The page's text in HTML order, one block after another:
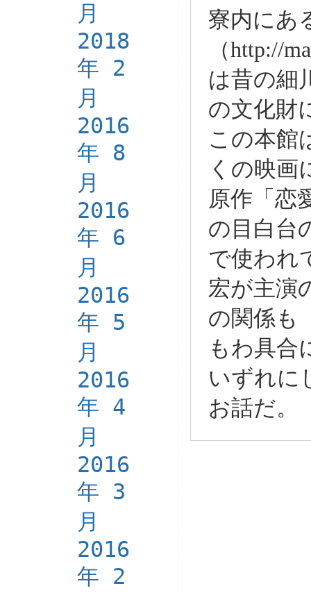
月
2018
年 2
月
2016
年 8
月
2016
年 6
月
2016
年 5
月
2016
年 4
月
2016
年 3
月
2016
年 2
寮内にあ
（http://
は昔の細
の文化財
この本館
くの映画
原作「恋
の目白台
で使われ
宏が主演
の関係も
もわ具合
いずれに
お話だ。